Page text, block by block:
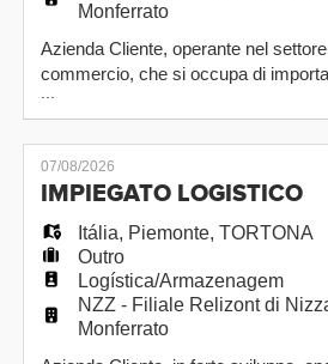
Monferrato
Azienda Cliente, operante nel settore
commercio, che si occupa di
lavorazione e confezionamento di
genere alimentare, ci ha affidato
individuare una Persona interessata
ruolo di IMPIEGATO CUSTOMER
da assumere a tempo determinato
finalizzato all'indeterminato. Zona di
07/08/2026
IMPIEGATO LOGISTICO
Itália, Piemonte, TORTONA
Outro
Logística/Armazenagem
NZZ - Filiale Relizont di
Monferrato